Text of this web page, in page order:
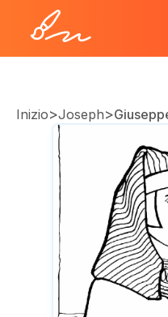
Inizio>Joseph>